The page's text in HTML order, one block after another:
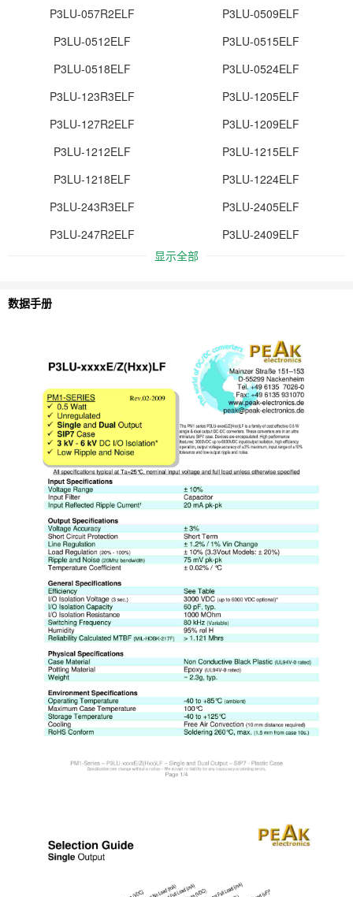
P3LU-057R2ELF
P3LU-0509ELF
P3LU-0512ELF
P3LU-0515ELF
P3LU-0518ELF
P3LU-0524ELF
P3LU-123R3ELF
P3LU-1205ELF
P3LU-127R2ELF
P3LU-1209ELF
P3LU-1212ELF
P3LU-1215ELF
P3LU-1218ELF
P3LU-1224ELF
P3LU-243R3ELF
P3LU-2405ELF
P3LU-247R2ELF
P3LU-2409ELF
显示全部
数据手册